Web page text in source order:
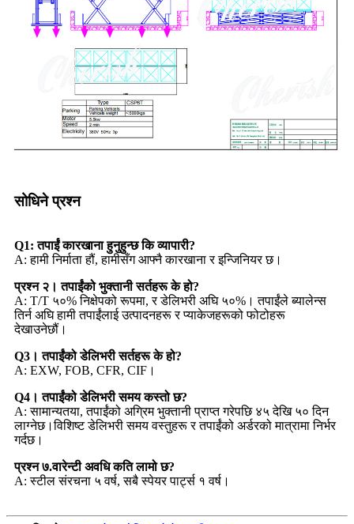
सोधिने प्रश्न
Q1: तपाईं कारखाना हुनुहुन्छ कि व्यापारी?
A: हामी निर्माता हौं, हामीसँग आफ्नै कारखाना र इन्जिनियर छ।
प्रश्न २। तपाईंको भुक्तानी सर्तहरू के हो?
A: T/T ५०% निक्षेपको रूपमा, र डेलिभरी अघि ५०%। तपाईंले ब्यालेन्स
तिर्न अघि हामी तपाईंलाई उत्पादनहरू र प्याकेजहरूको फोटोहरू
देखाउनेछौं।
Q3। तपाईंको डेलिभरी सर्तहरू के हो?
A: EXW, FOB, CFR, CIF।
Q4। तपाईंको डेलिभरी समय कस्तो छ?
A: सामान्यतया, तपाईंको अग्रिम भुक्तानी प्राप्त गरेपछि ४५ देखि ५० दिन
लाग्नेछ।विशिष्ट डेलिभरी समय वस्तुहरू र तपाईंको अर्डरको मात्रामा निर्भर
गर्दछ।
प्रश्न ७.वारेन्टी अवधि कति लामो छ?
A: स्टील संरचना ५ वर्ष, सबै स्पेयर पार्ट्स १ वर्ष।